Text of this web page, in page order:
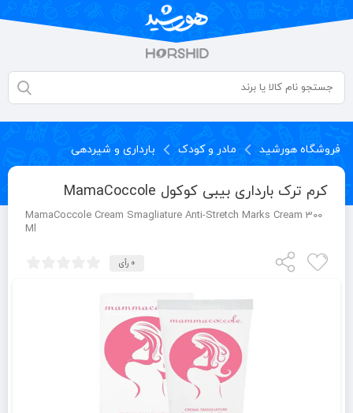
فروشگاه هورشید مادر و کودک بارداری و شیردهی
کرم ترک بارداری بیبی کوکول MamaCoccole
MamaCoccole Cream Smagliature Anti-Stretch Marks Cream 300
Ml
0 رأی